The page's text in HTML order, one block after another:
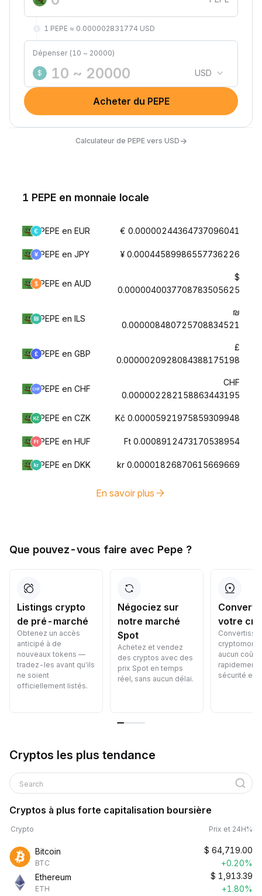
1 PEPE ≈ 0.000002831774 USD
Dépenser (10 ~ 20000)
$ USD
Acheter du PEPE
Calculateur de PEPE vers USD→
1 PEPE en monnaie locale
PEPE en EUR € 0.00000244364737096041
PEPE en JPY ¥ 0.00044589986557736226
PEPE en AUD
$
0.0000040037708783505625
PEPE en ILS
₪
0.000008480725708834521
PEPE en GBP
£
0.0000020928084388175198
PEPE en CHF
CHF
0.000002282158863443195
PEPE en CZK Kč 0.00005921975859309948
PEPE en HUF Ft 0.0008912473170538954
PEPE en DKK kr 0.00001826870615669669
En savoir plus
Que pouvez-vous faire avec Pepe ?
Listings crypto
de pré-marché
Obtenez un accès
anticipé à de
nouveaux tokens —
tradez-les avant qu’ils
ne soient
officiellement listés.
Négociez sur
notre marché
Spot
Achetez et vendez
des cryptos avec des
prix Spot en temps
réel, sans aucun délai.
votre
aucun coût
rapidement,
sécurité et
Cryptos les plus tendance
Search
Cryptos à plus forte capitalisation boursière
Crypto Prix et 24H%
Bitcoin
BTC
$ 64,719.00
+0.20%
Ethereum
ETH
$ 1,913.39
+1.80%